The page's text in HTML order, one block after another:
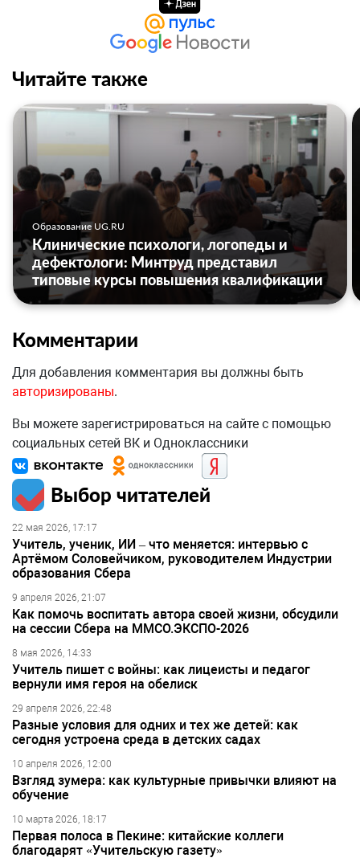
Читайте также
Образование UG.RU
Клинические психологи, логопеды и
дефектологи: Минтруд представил
типовые курсы повышения квалификации
Комментарии
Для добавления комментария вы должны быть
авторизированы.
Вы можете зарегистрироваться на сайте с помощью
социальных сетей ВК и Одноклассники
Выбор читателей
22 мая 2026, 17:17
Учитель, ученик, ИИ – что меняется: интервью с
Артёмом Соловейчиком, руководителем Индустрии
образования Сбера
9 апреля 2026, 21:07
Как помочь воспитать автора своей жизни, обсудили
на сессии Сбера на ММСО.ЭКСПО-2026
8 мая 2026, 14:33
Учитель пишет с войны: как лицеисты и педагог
вернули имя героя на обелиск
29 апреля 2026, 22:48
Разные условия для одних и тех же детей: как
сегодня устроена среда в детских садах
10 апреля 2026, 12:00
Взгляд зумера: как культурные привычки влияют на
обучение
10 марта 2026, 18:17
Первая полоса в Пекине: китайские коллеги
благодарят «Учительскую газету»